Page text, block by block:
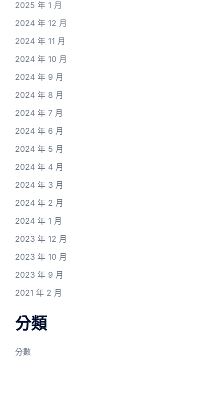
2025 年 1 月
2024 年 12 月
2024 年 11 月
2024 年 10 月
2024 年 9 月
2024 年 8 月
2024 年 7 月
2024 年 6 月
2024 年 5 月
2024 年 4 月
2024 年 3 月
2024 年 2 月
2024 年 1 月
2023 年 12 月
2023 年 10 月
2023 年 9 月
2021 年 2 月
分類
分數